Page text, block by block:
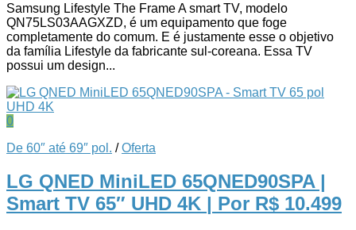
Samsung Lifestyle The Frame A smart TV, modelo
QN75LS03AAGXZD, é um equipamento que foge
completamente do comum. E é justamente esse o objetivo
da família Lifestyle da fabricante sul-coreana. Essa TV
possui um design...
0
De 60″ até 69″ pol. /Oferta
LG QNED MiniLED 65QNED90SPA |
Smart TV 65″ UHD 4K | Por R$ 10.499